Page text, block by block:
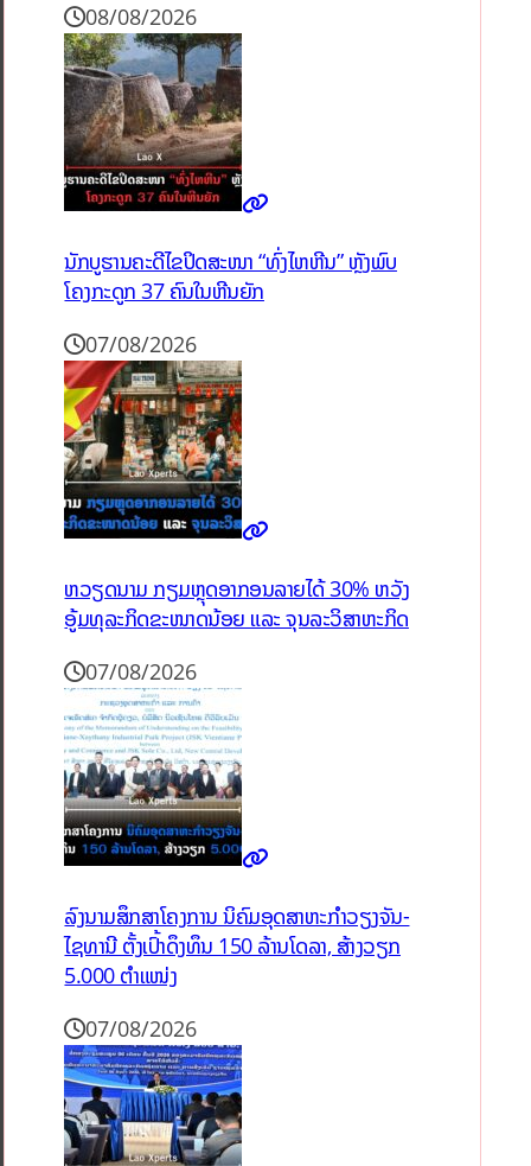
08/08/2026
ນັກບູຮານຄະດີໄຂປິດສະໜາ “ທົ່ງໄຫຫີນ” ຫຼັງພົບ
ໂຄງກະດູກ 37 ຄົນໃນຫີນຍັກ
07/08/2026
ຫວຽດນາມ ກຽມຫຼຸດອາກອນລາຍໄດ້ 30% ຫວັງ
ອູ້ມທຸລະກິດຂະໜາດນ້ອຍ ແລະ ຈຸນລະວິສາຫະກິດ
07/08/2026
ລົງນາມສຶກສາໂຄງການ ນິຄົມອຸດສາຫະກຳວຽງຈັນ-
ໄຊທານີ ຕັ້ງເປົ້າດຶງທຶນ 150 ລ້ານໂດລາ, ສ້າງວຽກ
5.000 ຕຳແໜ່ງ
07/08/2026